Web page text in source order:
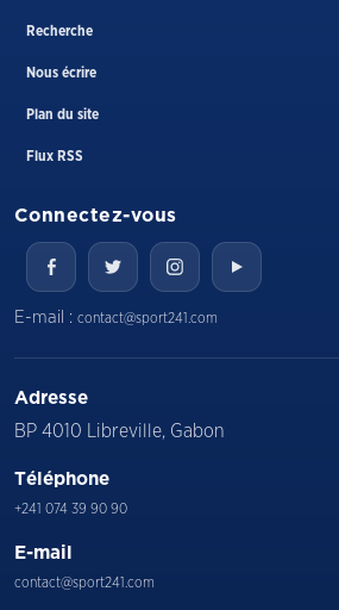
Recherche
Nous écrire
Plan du site
Flux RSS
Connectez-vous
E-mail : contact@sport241.com
Adresse
BP 4010 Libreville, Gabon
Téléphone
+241 074 39 90 90
E-mail
contact@sport241.com